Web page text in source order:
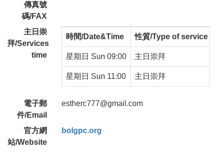
傳真號
碼/FAX
主日崇
拜/Services
time
時間/Date&Time 性質/Type of service
星期日 Sun 09:00 主日崇拜
星期日 Sun 11:00 主日崇拜
電子郵
件/Email
estherc777@gmail.com
官方網
站/Website
bolgpc.org